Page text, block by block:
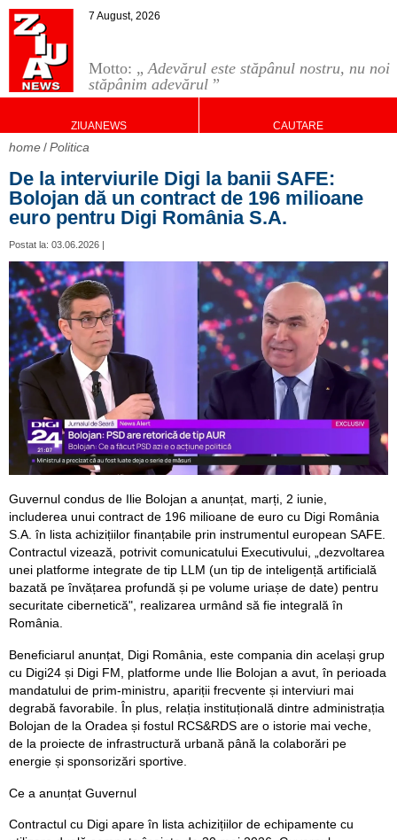
Motto: „Adevărul este stăpânul nostru, nu noi
stăpânim adevărul ”
7 August, 2026
ZIUANEWS CAUTARE
home Politica
De la interviurile Digi la banii SAFE:
Bolojan dă un contract de 196 milioane
euro pentru Digi România S.A.
Postat la: 03.06.2026 |
Guvernul condus de Ilie Bolojan a anunțat, marți, 2 iunie,
includerea unui contract de 196 milioane de euro cu Digi România
S.A. în lista achizițiilor finanțabile prin instrumentul european SAFE.
Contractul vizează, potrivit comunicatului Executivului, „dezvoltarea
unei platforme integrate de tip LLM (un tip de inteligență artificială
bazată pe învățarea profundă și pe volume uriașe de date) pentru
securitate cibernetică", realizarea urmând să fie integrală în
România.
Beneficiarul anunțat, Digi România, este compania din același grup
cu Digi24 și Digi FM, platforme unde Ilie Bolojan a avut, în perioada
mandatului de prim-ministru, apariții frecvente și interviuri mai
degrabă favorabile. În plus, relația instituțională dintre administrația
Bolojan de la Oradea și fostul RCS&RDS are o istorie mai veche,
de la proiecte de infrastructură urbană până la colaborări pe
energie și sponsorizări sportive.
Ce a anunțat Guvernul
Contractul cu Digi apare în lista achizițiilor de echipamente cu